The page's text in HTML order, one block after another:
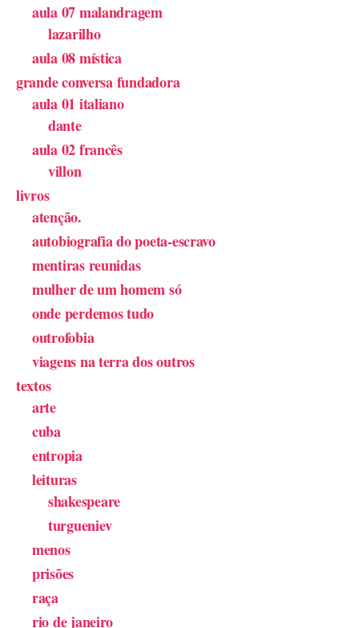
aula 07 malandragem
lazarilho
aula 08 mística
grande conversa fundadora
aula 01 italiano
dante
aula 02 francês
villon
livros
atenção.
autobiografia do poeta-escravo
mentiras reunidas
mulher de um homem só
onde perdemos tudo
outrofobia
viagens na terra dos outros
textos
arte
cuba
entropia
leituras
shakespeare
turgueniev
menos
prisões
raça
rio de janeiro